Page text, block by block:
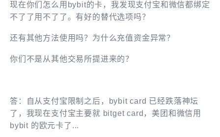
现在你们怎么用bybit的卡，我发现支付宝和微信都绑定
不了了用不了了。有好的替代选项吗？
还有其他方法使用吗？ 为什么充值资金异常？
你们不是从其他交易所提进来的？
答：自从支付宝限制之后，bybit card 已经跌落神坛
了，我现在支付宝主要就 bitget card，美团和微信用
bybit 的欧元卡了...